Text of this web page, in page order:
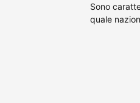
Sono
quale